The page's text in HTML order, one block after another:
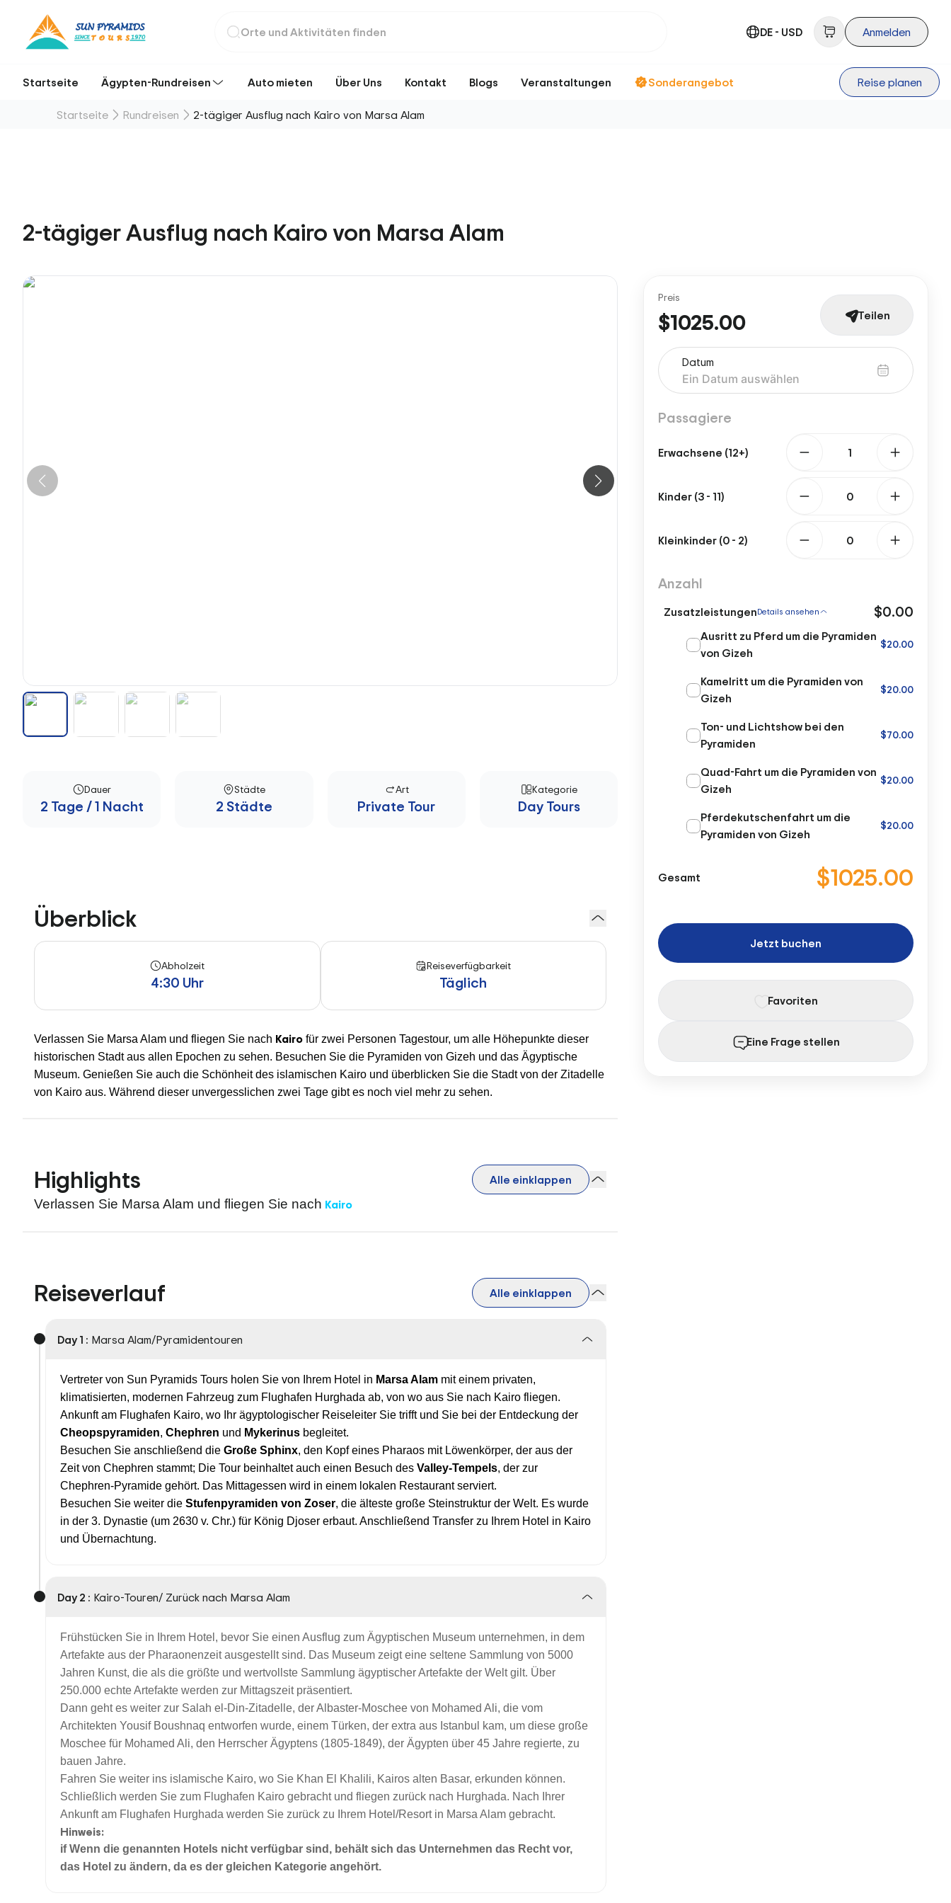
DE - USD Anmelden
Startseite Ägypten-Rundreisen Auto mieten Über Uns Kontakt Blogs Veranstaltungen Sonderangebot Reise planen
Startseite Rundreisen 2-tägiger Ausflug nach Kairo von Marsa Alam
2-tägiger Ausflug nach Kairo von Marsa Alam
Dauer
2 Tage / 1 Nacht
Städte
2 Städte
Art
Private Tour
Kategorie
Day Tours
Überblick
Abholzeit
4:30 Uhr
Reiseverfügbarkeit
Täglich
Verlassen Sie Marsa Alam und fliegen Sie nach Kairo für zwei Personen Tagestour, um alle Höhepunkte dieser
historischen Stadt aus allen Epochen zu sehen. Besuchen Sie die Pyramiden von Gizeh und das Ägyptische
Museum. Genießen Sie auch die Schönheit des islamischen Kairo und überblicken Sie die Stadt von der Zitadelle
von Kairo aus. Während dieser unvergesslichen zwei Tage gibt es noch viel mehr zu sehen.
Highlights Alle einklappen
Verlassen Sie Marsa Alam und fliegen Sie nach Kairo
Reiseverlauf Alle einklappen
Day 1 : Marsa Alam/Pyramidentouren
Vertreter von Sun Pyramids Tours holen Sie von Ihrem Hotel in Marsa Alam mit einem privaten,
klimatisierten, modernen Fahrzeug zum Flughafen Hurghada ab, von wo aus Sie nach Kairo fliegen.
Ankunft am Flughafen Kairo, wo Ihr ägyptologischer Reiseleiter Sie trifft und Sie bei der Entdeckung der
Cheopspyramiden, Chephren und Mykerinus begleitet.
Besuchen Sie anschließend die Große Sphinx, den Kopf eines Pharaos mit Löwenkörper, der aus der
Zeit von Chephren stammt; Die Tour beinhaltet auch einen Besuch des Valley-Tempels, der zur
Chephren-Pyramide gehört. Das Mittagessen wird in einem lokalen Restaurant serviert.
Besuchen Sie weiter die Stufenpyramiden von Zoser, die älteste große Steinstruktur der Welt. Es wurde
in der 3. Dynastie (um 2630 v. Chr.) für König Djoser erbaut. Anschließend Transfer zu Ihrem Hotel in Kairo
und Übernachtung.
Day 2 : Kairo-Touren/ Zurück nach Marsa Alam
Frühstücken Sie in Ihrem Hotel, bevor Sie einen Ausflug zum Ägyptischen Museum unternehmen, in dem
Artefakte aus der Pharaonenzeit ausgestellt sind. Das Museum zeigt eine seltene Sammlung von 5000
Jahren Kunst, die als die größte und wertvollste Sammlung ägyptischer Artefakte der Welt gilt. Über
250.000 echte Artefakte werden zur Mittagszeit präsentiert.
Dann geht es weiter zur Salah el-Din-Zitadelle, der Albaster-Moschee von Mohamed Ali, die vom
Architekten Yousif Boushnaq entworfen wurde, einem Türken, der extra aus Istanbul kam, um diese große
Moschee für Mohamed Ali, den Herrscher Ägyptens (1805-1849), der Ägypten über 45 Jahre regierte, zu
bauen Jahre.
Fahren Sie weiter ins islamische Kairo, wo Sie Khan El Khalili, Kairos alten Basar, erkunden können.
Schließlich werden Sie zum Flughafen Kairo gebracht und fliegen zurück nach Hurghada. Nach Ihrer
Ankunft am Flughafen Hurghada werden Sie zurück zu Ihrem Hotel/Resort in Marsa Alam gebracht.
Hinweis:
if Wenn die genannten Hotels nicht verfügbar sind, behält sich das Unternehmen das Recht vor,
das Hotel zu ändern, da es der gleichen Kategorie angehört.
Preis
$1025.00 Teilen
Datum
Passagiere
Erwachsene (12+)
Kinder (3 - 11)
Kleinkinder (0 - 2)
Anzahl
ZusatzleistungenDetails ansehen $0.00
Ausritt zu Pferd um die Pyramiden
von Gizeh
$20.00
Kamelritt um die Pyramiden von
Gizeh
$20.00
Ton- und Lichtshow bei den
Pyramiden
$70.00
Quad-Fahrt um die Pyramiden von
Gizeh
$20.00
Pferdekutschenfahrt um die
Pyramiden von Gizeh
$20.00
Gesamt $1025.00
Jetzt buchen
Favoriten
Eine Frage stellen